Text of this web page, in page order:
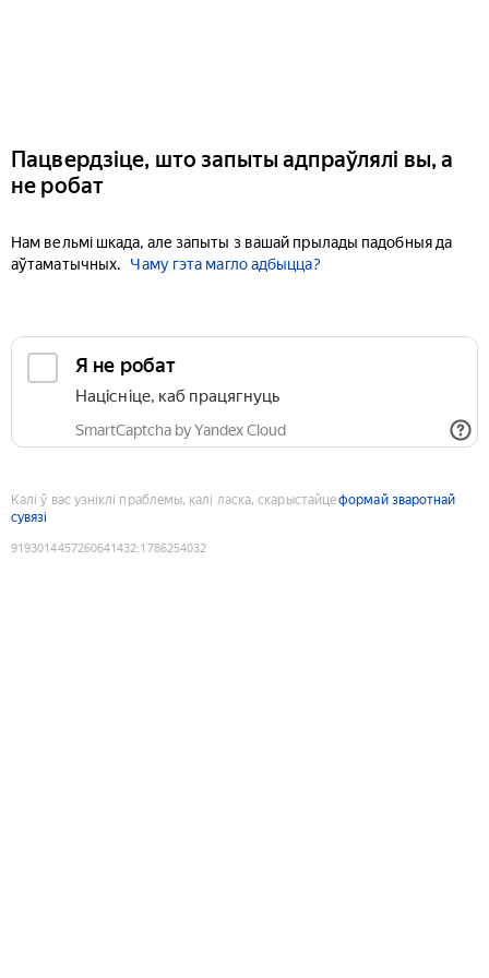
Пацвердзіце, што запыты адпраўлялі вы, а
не робат
Нам вельмі шкада, але запыты з вашай прылады падобныя да
аўтаматычных.
Чаму гэта магло адбыцца?
Я не робат
Націсніце, каб працягнуць
SmartCaptcha by Yandex Cloud
Калі ў вас узніклі праблемы, калі ласка, скарыстайцеформай зваротнай
сувязі
9193014457260641432:1786254032